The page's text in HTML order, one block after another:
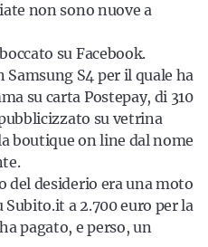
non sono nuove a
su Facebook.
S4 per il quale ha
su carta Postepay, di 310
su vetrina
boutique on line dal nome
del desiderio era una moto
Subito.it a 2.700 euro per la
pagato, e perso, un